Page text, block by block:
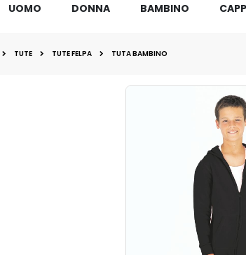
UOMO DONNA BAMBINO
TUTE TUTE FELPA TUTA BAMBINO